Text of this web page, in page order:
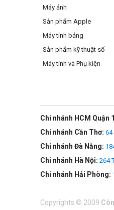
Máy ảnh
Sản phẩm Apple
Máy tính bảng
Sản phẩm kỹ thuật số
Máy tính và Phụ kiện
Chi nhánh HCM Quận
Chi nhánh Cần Thơ: 64
Chi nhánh Đà Nẵng:
Chi nhánh Hà Nội: 264
Chi nhánh Hải Phòng:
Copyrights © 2009